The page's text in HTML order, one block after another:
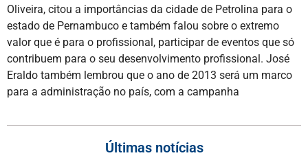
Oliveira, citou a importâncias da cidade de Petrolina para o
estado de Pernambuco e também falou sobre o extremo
valor que é para o profissional, participar de eventos que só
contribuem para o seu desenvolvimento profissional. José
Eraldo também lembrou que o ano de 2013 será um marco
para a administração no país, com a campanha
Últimas notícias